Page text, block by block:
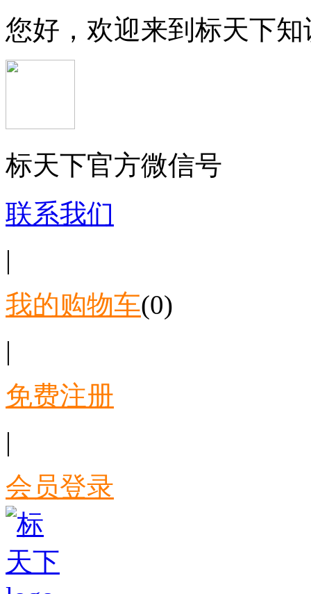
您好，欢迎来到标天下
标天下官方微信号
联系我们
|
我的购物车(0)
|
免费注册
|
会员登录